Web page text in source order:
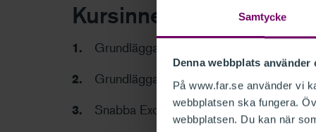
Samtycke
Denna webbplats använder
På www.far.se använder vi
webbplatsen ska fungera.
webbplatsen. Du kan när
Kursinnehåll
Grundläggande funktonalitet del 1
Grundläggande funktonalitet del 2
Snabba Exceltips för varje ekonoms